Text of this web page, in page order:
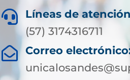

Líneas de
(57) 3174316711

Correo